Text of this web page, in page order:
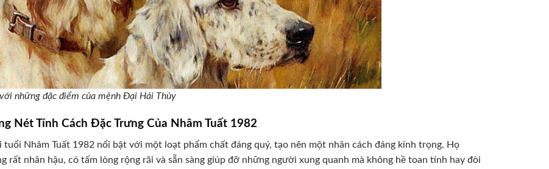
những đặc điểm của mệnh Đại Hải Thủy
Nét Tính Cách Đặc Trưng Của Nhâm Tuất 1982
tuổi Nhâm Tuất 1982 nổi bật với một loạt phẩm chất đáng quý, tạo nên một nhân cách đáng kính trọng. Họ
rất nhân hậu, có tấm lòng rộng rãi và sẵn sàng giúp đỡ những người xung quanh mà không hề toan tính hay đòi